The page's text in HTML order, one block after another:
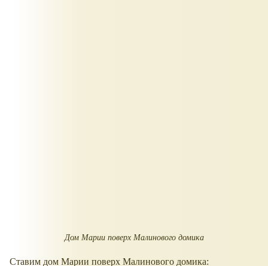
Дом Марии поверх Малинового домика
Ставим дом Марии поверх Малинового домика: